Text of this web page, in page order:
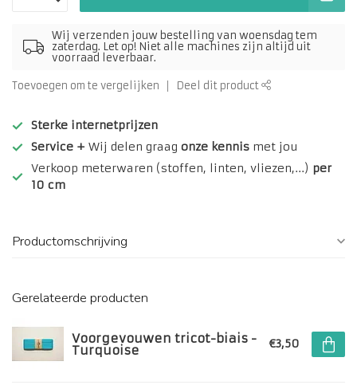
Wij verzenden jouw bestelling van woensdag tem
zaterdag. Let op! Niet alle machines zijn altijd uit
voorraad leverbaar.
Toevoegen om te vergelijken Deel dit product
Sterke internetprijzen
Service + Wij delen graag onze kennis met jou
Verkoop meterwaren (stoffen, linten, vliezen,...) per
10 cm
Productomschrijving
Gerelateerde producten
Voorgevouwen tricot-biais -
Turquoise €3,50